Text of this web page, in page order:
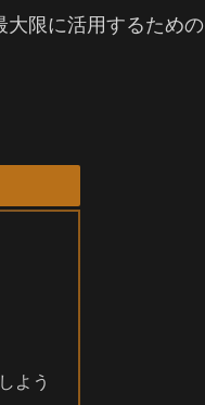
大限に活用するための
よう